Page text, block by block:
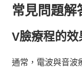
常見問題解
V臉療程的效
通常，電波與音波